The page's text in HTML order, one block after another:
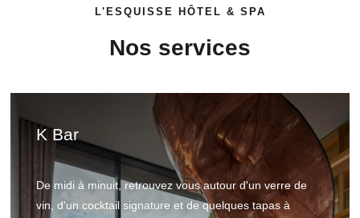
L'ESQUISSE HÔTEL & SPA
Nos services
K Bar
De midi à minuit, retrouvez vous autour d'un verre de
vin, d'un cocktail signature et de quelques tapas à